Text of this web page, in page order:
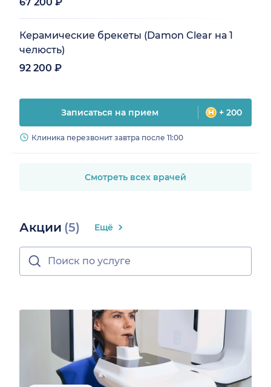
Керамические брекеты (Damon Clear на 1
челюсть)
92 200 ₽
Записаться на прием + 200
Клиника перезвонит завтра после 11:00
Смотреть всех врачей
Акции (5) Ещё